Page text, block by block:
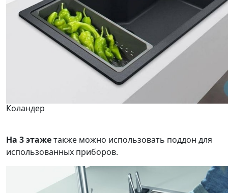
Коландер
На 3 этажетакже можно использовать поддон для
использованных приборов.